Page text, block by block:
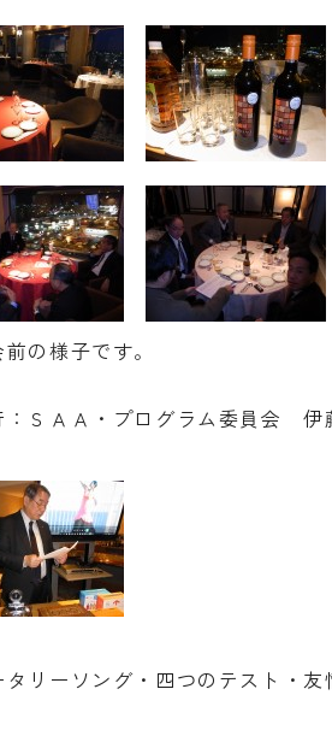
の様子です。
ＳＡＡ・プログラム委員会
リーソング・四つのテスト・友